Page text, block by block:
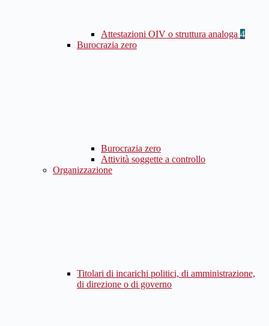
Attestazioni OIV o struttura analoga 4
Burocrazia zero
Burocrazia zero
Attività soggette a controllo
Organizzazione
Titolari di incarichi politici, di amministrazione,
di direzione o di governo